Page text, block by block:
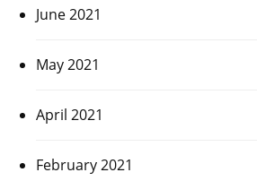
June 2021
May 2021
April 2021
February 2021